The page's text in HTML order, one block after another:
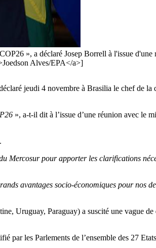
», a déclaré Josep Borrell à l'issue
Alves/EPA</a>]
jeudi 4 novembre à Brasilia le chef de la
», a-t-il dit à l’issue d’une réunion avec le
Mercosur pour apporter les clarifications
avantages socio-économiques pour nos
Uruguay, Paraguay) a suscité une vague
par les Parlements de l’ensemble des 27